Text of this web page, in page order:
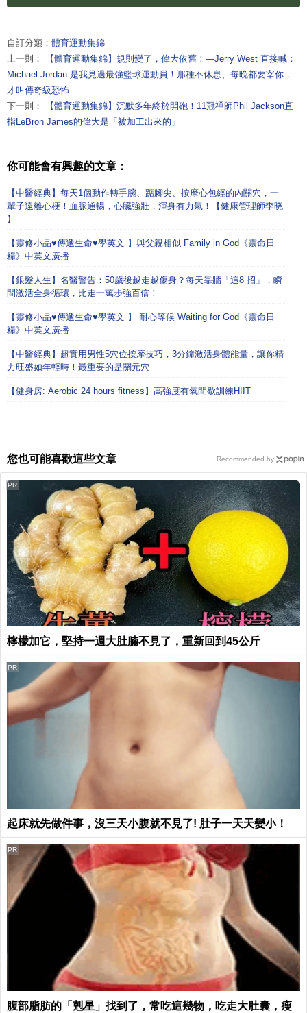
自訂分類： 體育運動集錦
上一則：
【體育運動集錦】規則變了，偉大依舊！—Jerry West 直接喊：
Michael Jordan 是我見過最強籃球運動員！那種不休息、每晚都要宰你，
才叫傳奇級恐怖
下一則：
【體育運動集錦】沉默多年終於開砲！11冠禪師Phil Jackson直
指LeBron James的偉大是「被加工出來的」
你可能會有興趣的文章：
【中醫經典】每天1個動作轉手腕、踮腳尖、按摩心包經的內關穴，一
輩子遠離心梗！血脈通暢，心臟強壯，渾身有力氣！【健康管理師李晓
】
【靈修小品♥傳遞生命♥學英文 】與父親相似 Family in God《靈命日
糧》中英文廣播
【銀髮人生】名醫警告：50歲後越走越傷身？每天靠牆「這8 招」，瞬
間激活全身循環，比走一萬步強百倍！
【靈修小品♥傳遞生命♥學英文 】 耐心等候 Waiting for God《靈命日
糧》中英文廣播
【中醫經典】超實用男性5穴位按摩技巧，3分鐘激活身體能量，讓你精
力旺盛如年輕時！最重要的是關元穴
【健身房: Aerobic 24 hours fitness】高強度有氧間歇訓練HIIT
您也可能喜歡這些文章
檸檬加它，堅持一週大肚腩不見了，重新回到45公斤
PR
起床就先做件事，沒三天小腹就不見了! 肚子一天天變小！
PR
腹部脂肪的「剋星」找到了，常吃這幾物，吃走大肚囊，瘦
PR
Recommended by